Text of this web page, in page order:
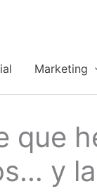
Marketing
que
y